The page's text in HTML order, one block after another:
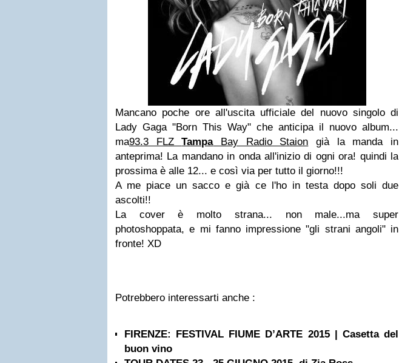
Mancano poche ore all'uscita ufficiale del nuovo singolo di
Lady Gaga"Born This Way" che anticipa il nuovo album...
ma93.3 FLZTampaBay Radio Staion già la manda in
anteprima! La mandano in onda all'inizio di ogni ora! quindi la
prossima è alle 12... e così via per tutto il giorno!!!
A me piace un sacco e già ce l'ho in testa dopo soli due
ascolti!!
La cover è molto strana... non male...ma super
photoshoppata, e mi fanno impressione "gli strani angoli" in
fronte! XD
Potrebbero interessarti anche :
FIRENZE: FESTIVAL FIUME D’ARTE 2015 | Casetta del
buon vino